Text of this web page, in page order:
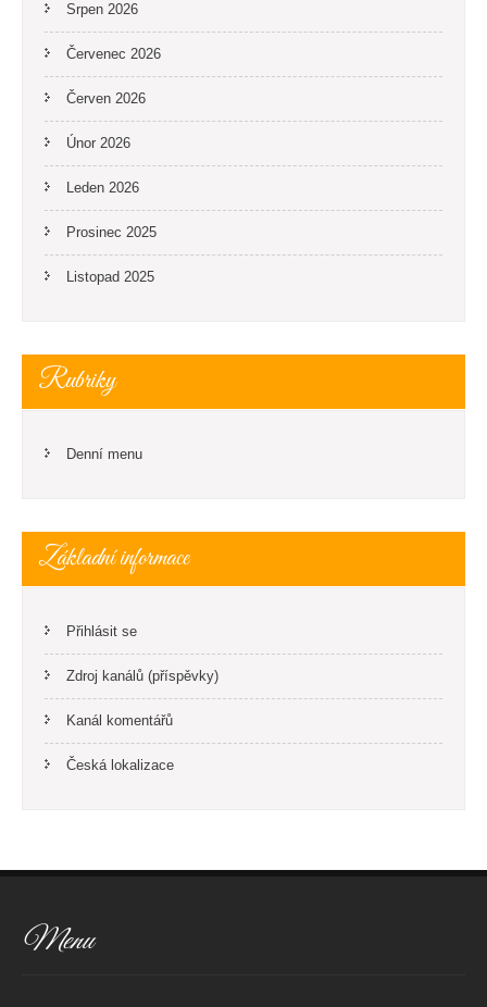
Srpen 2026
Červenec 2026
Červen 2026
Únor 2026
Leden 2026
Prosinec 2025
Listopad 2025
Rubriky
Denní menu
Základní informace
Přihlásit se
Zdroj kanálů (příspěvky)
Kanál komentářů
Česká lokalizace
Menu